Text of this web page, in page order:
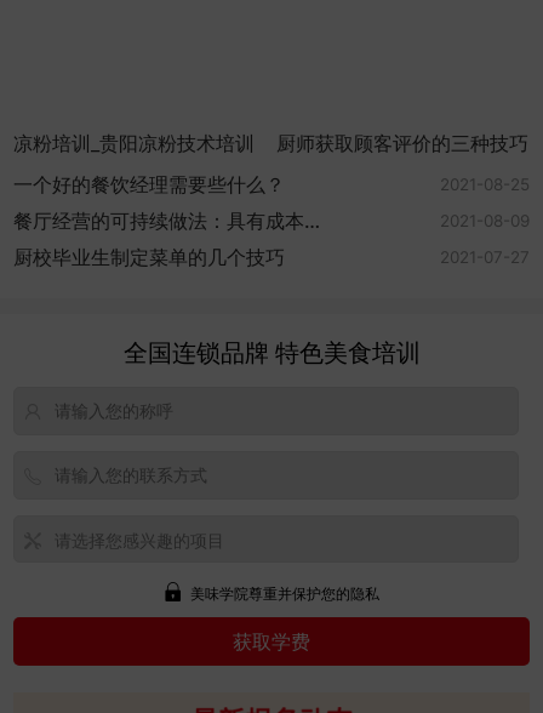
凉粉培训_贵阳凉粉技术培训
厨师获取顾客评价的三种技巧
一个好的餐饮经理需要些什么？
2021-08-25
餐厅经营的可持续做法：具有成本效
益
2021-08-09
厨校毕业生制定菜单的几个技巧 2021-07-27
全国连锁品牌 特色美食培训
美味学院尊重并保护您的隐私
报名包子早餐创就业班